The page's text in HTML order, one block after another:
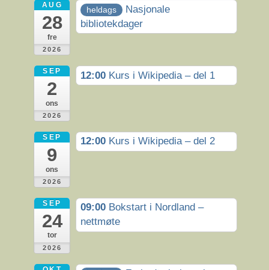
AUG
28
fre
2026
heldags
Nasjonale
bibliotekdager
SEP
2
ons
2026
12:00 Kurs i Wikipedia – del 1
SEP
9
ons
2026
12:00 Kurs i Wikipedia – del 2
SEP
24
tor
2026
09:00 Bokstart i Nordland –
nettmøte